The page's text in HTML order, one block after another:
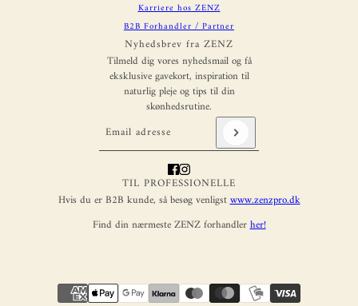
Karriere hos ZENZ
B2B Forhandler / Partner
Nyhedsbrev fra ZENZ
Tilmeld dig vores nyhedsmail og få
eksklusive gavekort, inspiration til
naturlig pleje og tips til din
skønhedsrutine.
Email adresse
Denne side er beskyttet af hCaptcha, og hCaptchas
TIL PROFESSIONELLE
Hvis du er B2B kunde, så besøg venligstwww.zenzpro.dk
Find din nærmeste ZENZ forhandlerher!